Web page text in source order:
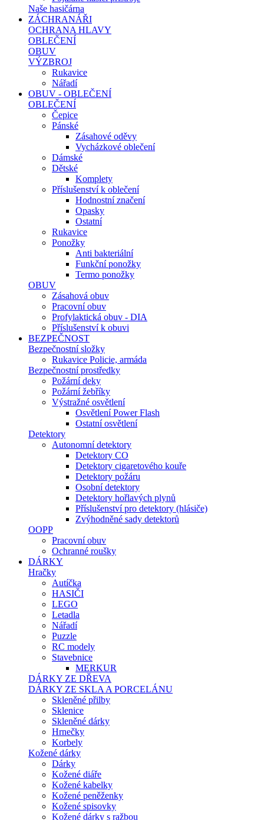
Naše hasičárna
ZÁCHRANÁŘI
OCHRANA HLAVY
OBLEČENÍ
OBUV
VÝZBROJ
Rukavice
Nářadí
OBUV - OBLEČENÍ
OBLEČENÍ
Čepice
Pánské
Zásahové oděvy
Vycházkové oblečení
Dámské
Dětské
Komplety
Příslušenství k oblečení
Hodnostní značení
Opasky
Ostatní
Rukavice
Ponožky
Anti bakteriální
Funkční ponožky
Termo ponožky
OBUV
Zásahová obuv
Pracovní obuv
Profylaktická obuv - DIA
Příslušenství k obuvi
BEZPEČNOST
Bezpečnostní složky
Rukavice Policie, armáda
Bezpečnostní prostředky
Požární deky
Požární žebříky
Výstražné osvětlení
Osvětlení Power Flash
Ostatní osvětlení
Detektory
Autonomní detektory
Detektory CO
Detektory cigaretového kouře
Detektory požáru
Osobní detektory
Detektory hořlavých plynů
Příslušenství pro detektory (hlásiče)
Zvýhodněné sady detektorů
OOPP
Pracovní obuv
Ochranné roušky
DÁRKY
Hračky
Autíčka
HASIČI
LEGO
Letadla
Nářadí
Puzzle
RC modely
Stavebnice
MERKUR
DÁRKY ZE DŘEVA
DÁRKY ZE SKLA A PORCELÁNU
Skleněné přilby
Sklenice
Skleněné dárky
Hrnečky
Korbely
Kožené dárky
Dárky
Kožené diáře
Kožené kabelky
Kožené peněženky
Kožené spisovky
Kožené dárky s ražbou